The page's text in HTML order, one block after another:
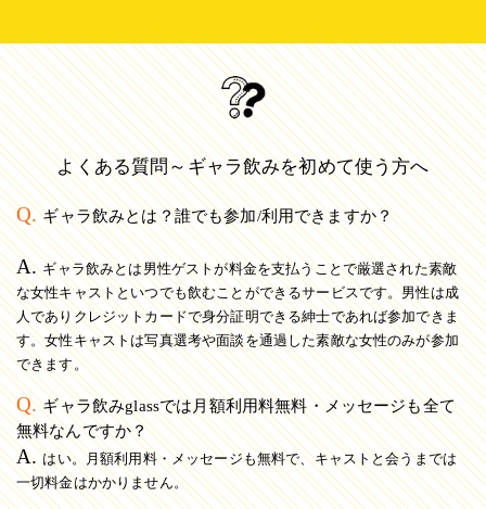
よくある質問～ギャラ飲みを初めて使う方へ
Q.ギャラ飲みとは？誰でも参加/利用できますか？
A.ギャラ飲みとは男性ゲストが料金を支払うことで厳選された素敵
な女性キャストといつでも飲むことができるサービスです。男性は成
人でありクレジットカードで身分証明できる紳士であれば参加できま
す。女性キャストは写真選考や面談を通過した素敵な女性のみが参加
できます。
Q.ギャラ飲みglassでは月額利用料無料・メッセージも全て
無料なんですか？
A.はい。月額利用料・メッセージも無料で、キャストと会うまでは
一切料金はかかりません。